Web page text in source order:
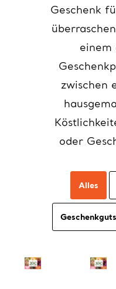
Geschenk
einem
zwischen
oder
Alles